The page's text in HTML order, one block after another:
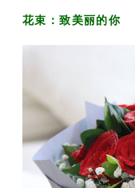
花束：致美丽的你